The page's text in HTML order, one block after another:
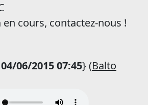
cours, contactez-nous !
06/2015 07:45} (Balto